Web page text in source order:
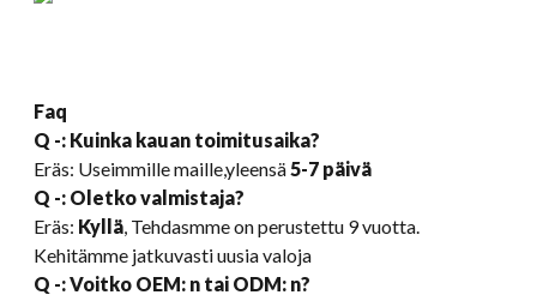
Faq
Q -: Kuinka kauan toimitusaika?
Eräs: Useimmille maille,yleensä 5-7 päivä
Q -: Oletko valmistaja?
Eräs: Kyllä , Tehdasmme on perustettu 9 vuotta.
Kehitämme jatkuvasti uusia valoja
Q -: Voitko OEM: n tai ODM: n?